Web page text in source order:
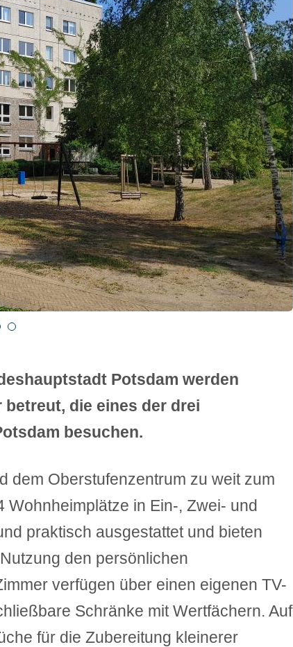
5
Potsdam werden
die eines der drei
besuchen.
dem Oberstufenzentrum zu weit zum
Wohnheimplätze in Ein-, Zwei- und
praktisch ausgestattet und bieten
den persönlichen
verfügen über einen eigenen TV-
Schränke mit Wertfächern. Auf
für die Zubereitung kleinerer